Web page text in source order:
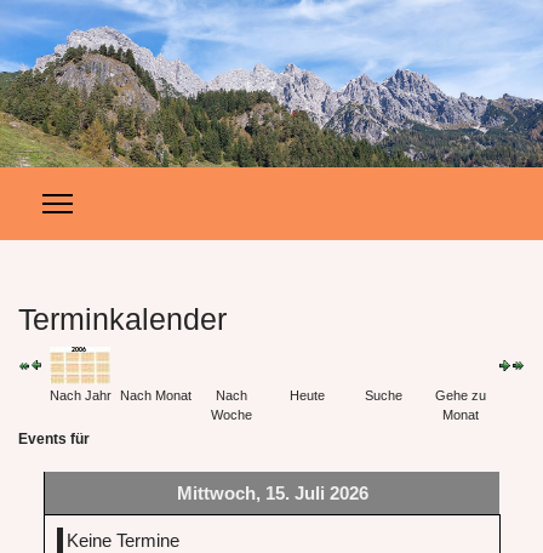
Terminkalender
Nach Jahr Nach Monat
Nach
Woche
Heute Suche
Gehe zu
Monat
Events für
Mittwoch, 15. Juli 2026
Keine Termine